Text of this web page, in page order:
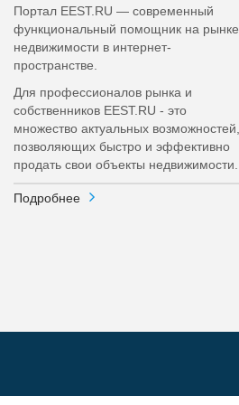
Портал EEST.RU — современный
функциональный помощник на рынке
недвижимости в интернет-
пространстве.
Для профессионалов рынка и
собственников EEST.RU - это
множество актуальных возможностей,
позволяющих быстро и эффективно
продать свои объекты недвижимости.
Подробнее